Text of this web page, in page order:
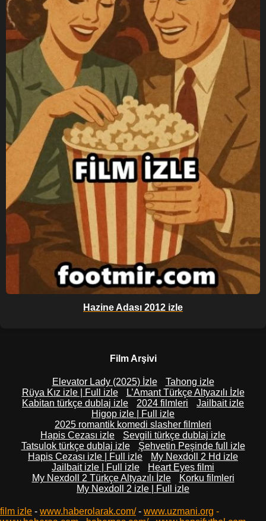
Hazine Adası 2012 izle
Film Arşivi
Elevator Lady (2025) İzle
Tahong izle
Rüya Kız izle | Full izle
L’Amant Türkçe Altyazılı İzle
Kabitan türkçe dublaj izle
2024 filmleri
Jailbait izle
Higop izle | Full izle
2025 romantik komedi slasher filmleri
Hapis Cezası izle
Sevgili türkçe dublaj izle
Tatsulok türkçe dublaj izle
Şehvetin Peşinde full izle
Hapis Cezası izle | Full izle
My Nexdoll 2 Hd izle
Jailbait izle | Full izle
Heart Eyes filmi
My Nexdoll 2 Türkçe Altyazılı İzle
Korku filmleri
My Nexdoll 2 izle | Full izle
film izle - www.haberolarak.com/- www.uzmani.org -